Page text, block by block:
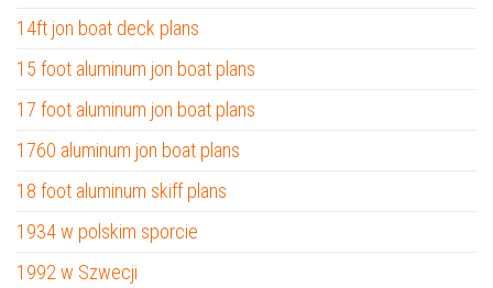
14ft jon boat deck plans
15 foot aluminum jon boat plans
17 foot aluminum jon boat plans
1760 aluminum jon boat plans
18 foot aluminum skiff plans
1934 w polskim sporcie
1992 w Szwecji